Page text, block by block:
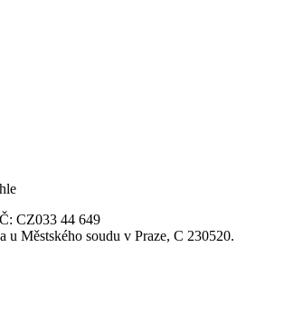
CZ033 44 649
u Městského soudu v Praze, C 230520.